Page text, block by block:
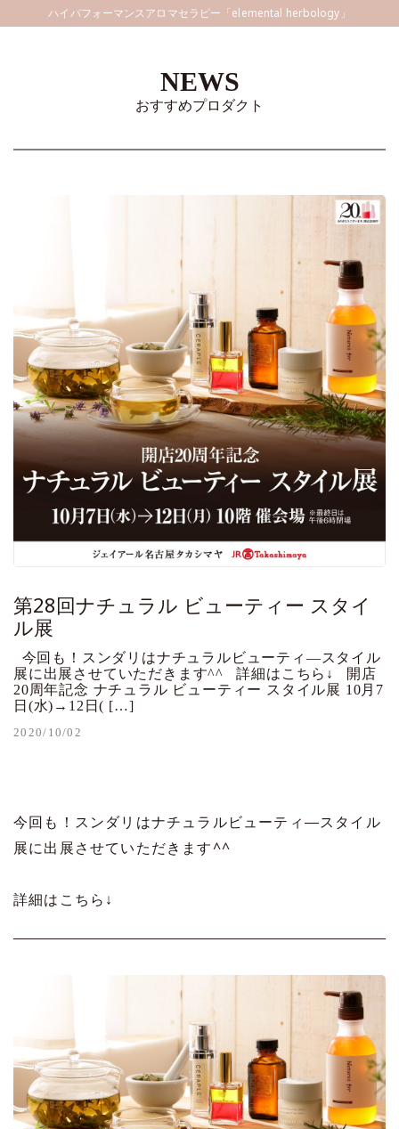
ハイパフォーマンスアロマセラピー「elemental herbology」
NEWS
おすすめプロダクト
第28回ナチュラル ビューティー スタイ
ル展
今回も！スンダリはナチュラルビューティ―スタイル
展に出展させていただきます^^ 詳細はこちら↓ 開店
20周年記念 ナチュラル ビューティー スタイル展 10月7
日(水)→12日( […]
2020/10/02
今回も！スンダリはナチュラルビューティ―スタイル
展に出展させていただきます^^
詳細はこちら↓